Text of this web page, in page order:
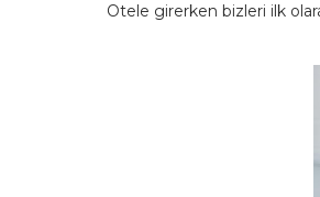
Otele girerken bizleri ilk